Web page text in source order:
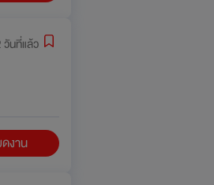
วันที่แล้ว
งาน